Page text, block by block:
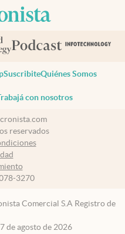
SuscribiteQuiénes Somos
con nosotros
reservados
3270
Comercial S.A Registro de
de agosto de 2026